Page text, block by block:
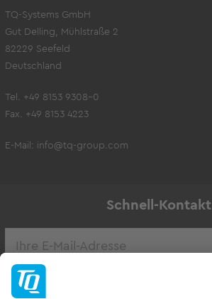
TQ-Systems GmbH
Gut Delling, Mühlstraße 2
82229 Seefeld
Deutschland
Tel. +49 8153 9308-0
Fax. +49 8153 4223
E-Mail: info@tq-group.com
Schnell-Kontakt